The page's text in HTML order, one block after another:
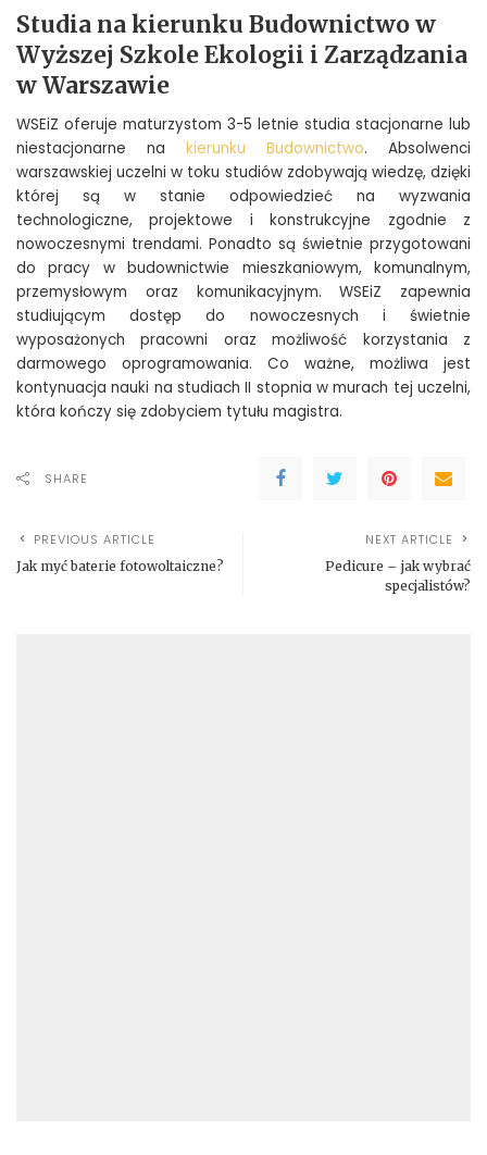
Studia na kierunku Budownictwo w
Wyższej Szkole Ekologii i Zarządzania
w Warszawie
WSEiZ oferuje maturzystom 3-5 letnie studia stacjonarne lub
niestacjonarne na kierunku Budownictwo. Absolwenci
warszawskiej uczelni w toku studiów zdobywają wiedzę, dzięki
której są w stanie odpowiedzieć na wyzwania
technologiczne, projektowe i konstrukcyjne zgodnie z
nowoczesnymi trendami. Ponadto są świetnie przygotowani
do pracy w budownictwie mieszkaniowym, komunalnym,
przemysłowym oraz komunikacyjnym. WSEiZ zapewnia
studiującym dostęp do nowoczesnych i świetnie
wyposażonych pracowni oraz możliwość korzystania z
darmowego oprogramowania. Co ważne, możliwa jest
kontynuacja nauki na studiach II stopnia w murach tej uczelni,
która kończy się zdobyciem tytułu magistra.
SHARE
PREVIOUS ARTICLE
Jak myć baterie fotowoltaiczne?
NEXT ARTICLE
Pedicure – jak wybrać
specjalistów?